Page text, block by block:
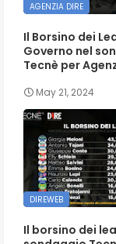
AGENZIA DIRE
Il Borsino dei
Governo nel
Tecnè per
May 21, 2024
DIREWEB
Il borsino dei